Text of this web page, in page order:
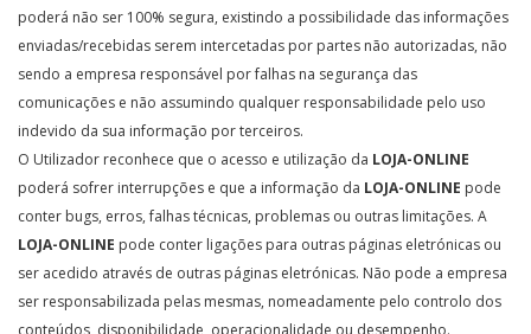
poderá não ser 100% segura, existindo a possibilidade das informações
enviadas/recebidas serem intercetadas por partes não autorizadas, não
sendo a empresa responsável por falhas na segurança das
comunicações e não assumindo qualquer responsabilidade pelo uso
indevido da sua informação por terceiros.
O Utilizador reconhece que o acesso e utilização da LOJA-ONLINE
poderá sofrer interrupções e que a informação da LOJA-ONLINE pode
conter bugs, erros, falhas técnicas, problemas ou outras limitações. A
LOJA-ONLINE pode conter ligações para outras páginas eletrónicas ou
ser acedido através de outras páginas eletrónicas. Não pode a empresa
ser responsabilizada pelas mesmas, nomeadamente pelo controlo dos
conteúdos, disponibilidade, operacionalidade ou desempenho.